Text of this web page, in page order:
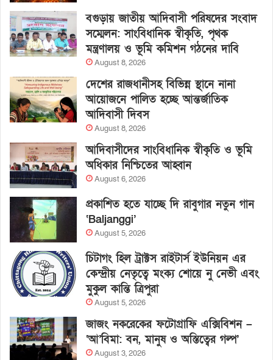
বগুড়ায় জাতীয় আদিবাসী পরিষদের সংবাদ
সম্মেলন: সাংবিধানিক স্বীকৃতি, পৃথক
মন্ত্রণালয় ও ভূমি কমিশন গঠনের দাবি
August 8, 2026
দেশের রাজধানীসহ বিভিন্ন স্থানে নানা
আয়োজনে পালিত হচ্ছে আন্তর্জাতিক
আদিবাসী দিবস
August 8, 2026
আদিবাসীদের সাংবিধানিক স্বীকৃতি ও ভূমি
অধিকার নিশ্চিতের আহ্বান
August 6, 2026
প্রকাশিত হতে যাচ্ছে দি রাবুগার নতুন গান
‘Baljanggi’
August 5, 2026
চিটাগং হিল ট্রাক্টস রাইটার্স ইউনিয়ন এর
কেন্দ্রীয় নেতৃত্বে মংক্য শোয়ে নু নেভী এবং
মুকুল কান্তি ত্রিপুরা
August 5, 2026
জাজং নকরেকের ফটোগ্রাফি এক্সিবিশন –
‘আ’বিমা: বন, মানুষ ও অস্তিত্বের গল্প’
August 3, 2026